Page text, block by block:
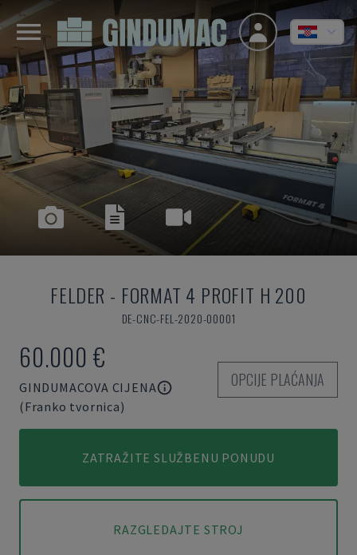
FELDER - FORMAT 4 PROFIT H 200
DE-CNC-FEL-2020-00001
60.000 €
GINDUMACOVA CIJENA
(Franko tvornica)
OPCIJE PLAĆANJA
ZATRAŽITE SLUŽBENU PONUDU
RAZGLEDAJTE STROJ